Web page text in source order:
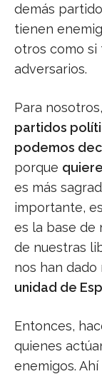
demás
tienen
otros como si
adversarios.
Para
partidos
podemos
porque
es más
importante,
es la base de
de nuestras
nos han dado
unidad de
Entonces,
quienes
enemigos. Ahí